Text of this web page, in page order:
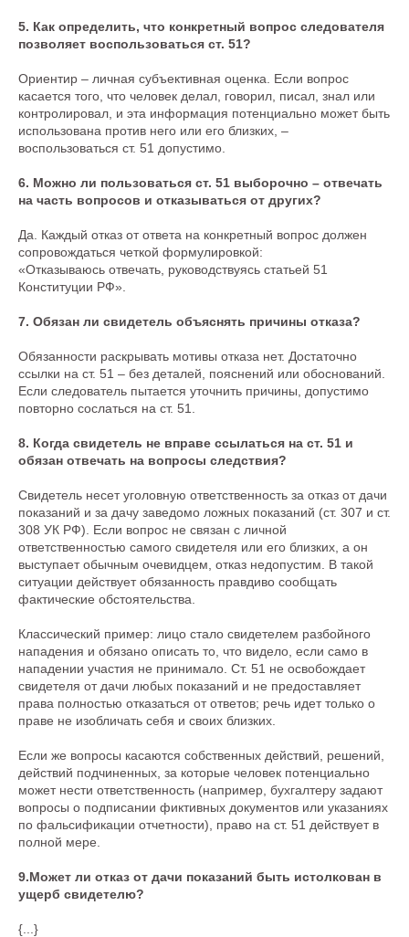
5. Как определить, что конкретный вопрос следователя
позволяет воспользоваться ст. 51?
Ориентир – личная субъективная оценка. Если вопрос
касается того, что человек делал, говорил, писал, знал или
контролировал, и эта информация потенциально может быть
использована против него или его близких, –
воспользоваться ст. 51 допустимо.
6. Можно ли пользоваться ст. 51 выборочно – отвечать
на часть вопросов и отказываться от других?
Да. Каждый отказ от ответа на конкретный вопрос должен
сопровождаться четкой формулировкой:
«Отказываюсь отвечать, руководствуясь статьей 51
Конституции РФ».
7. Обязан ли свидетель объяснять причины отказа?
Обязанности раскрывать мотивы отказа нет. Достаточно
ссылки на ст. 51 – без деталей, пояснений или обоснований.
Если следователь пытается уточнить причины, допустимо
повторно сослаться на ст. 51.
8. Когда свидетель не вправе ссылаться на ст. 51 и
обязан отвечать на вопросы следствия?
Свидетель несет уголовную ответственность за отказ от дачи
показаний и за дачу заведомо ложных показаний (ст. 307 и ст.
308 УК РФ). Если вопрос не связан с личной
ответственностью самого свидетеля или его близких, а он
выступает обычным очевидцем, отказ недопустим. В такой
ситуации действует обязанность правдиво сообщать
фактические обстоятельства.
Классический пример: лицо стало свидетелем разбойного
нападения и обязано описать то, что видело, если само в
нападении участия не принимало. Ст. 51 не освобождает
свидетеля от дачи любых показаний и не предоставляет
права полностью отказаться от ответов; речь идет только о
праве не изобличать себя и своих близких.
Если же вопросы касаются собственных действий, решений,
действий подчиненных, за которые человек потенциально
может нести ответственность (например, бухгалтеру задают
вопросы о подписании фиктивных документов или указаниях
по фальсификации отчетности), право на ст. 51 действует в
полной мере.
9.Может ли отказ от дачи показаний быть истолкован в
ущерб свидетелю?
{...}